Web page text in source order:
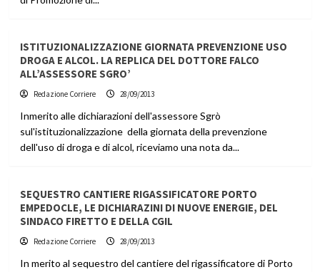
ISTITUZIONALIZZAZIONE GIORNATA PREVENZIONE USO
DROGA E ALCOL. LA REPLICA DEL DOTTORE FALCO
ALL’ASSESSORE SGRO’
Redazione Corriere 28/09/2013
Inmerito alle dichiarazioni dell'assessore Sgrò
sul'istituzionalizzazione della giornata della prevenzione
dell'uso di droga e di alcol, riceviamo una nota da...
SEQUESTRO CANTIERE RIGASSIFICATORE PORTO
EMPEDOCLE, LE DICHIARAZINI DI NUOVE ENERGIE, DEL
SINDACO FIRETTO E DELLA CGIL
Redazione Corriere 28/09/2013
In merito al sequestro del cantiere del rigassificatore di Porto